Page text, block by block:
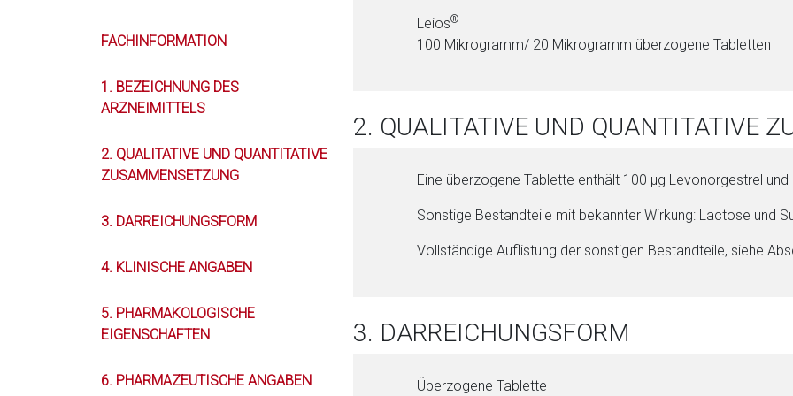
FACHINFORMATION
1. BEZEICHNUNG DES
ARZNEIMITTELS
2. QUALITATIVE UND QUANTITATIVE
ZUSAMMENSETZUNG
3. DARREICHUNGSFORM
4. KLINISCHE ANGABEN
5. PHARMAKOLOGISCHE
EIGENSCHAFTEN
6. PHARMAZEUTISCHE ANGABEN
Leios®
100 Mi­kro­gramm/ 20 Mi­kro­gramm überzogene Ta­blet­ten
2. QUALITATIVE UND QUANTITATIVE
Eine überzogene Ta­blet­te enthält 100 µg Le­vo­nor­ges­trel und
Sonstige Be­stand­tei­le mit bekannter Wirkung: Lac­to­se und
Vollständige Auflistung der sonstigen Be­stand­tei­le, siehe
3. DARREICHUNGSFORM
Überzogene Ta­blet­te